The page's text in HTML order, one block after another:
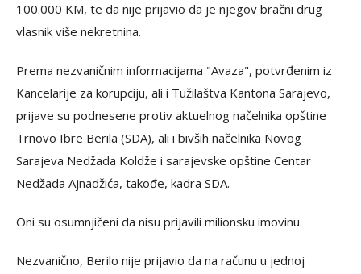
100.000 KM, te da nije prijavio da je njegov bračni drug
vlasnik više nekretnina.
Prema nezvaničnim informacijama "Avaza", potvrđenim iz
Kancelarije za korupciju, ali i Tužilaštva Kantona Sarajevo,
prijave su podnesene protiv aktuelnog načelnika opštine
Trnovo Ibre Berila (SDA), ali i bivših načelnika Novog
Sarajeva Nedžada Koldže i sarajevske opštine Centar
Nedžada Ajnadžića, takođe, kadra SDA.
Oni su osumnjičeni da nisu prijavili milionsku imovinu.
Nezvanično, Berilo nije prijavio da na računu u jednoj